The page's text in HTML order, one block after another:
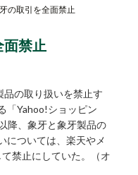
の取引を全面禁止
面禁止
品の取り扱いを禁止す
「Yahoo!ショッピン
降、象牙と象牙製品の
については、楽天やメ
禁止にしていた。（オ